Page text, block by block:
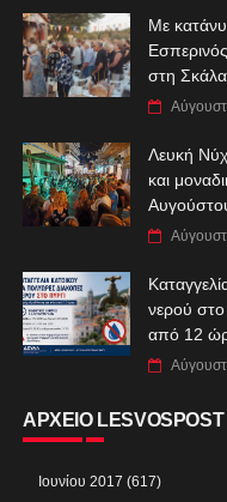
Με
στη
Λευκή
και
νερού
από 12
ΑΡΧΕΙΟ LESVOSPOST